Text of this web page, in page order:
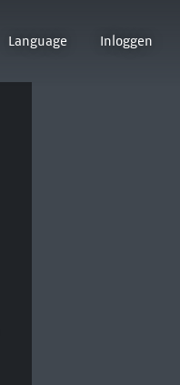
Language Inloggen